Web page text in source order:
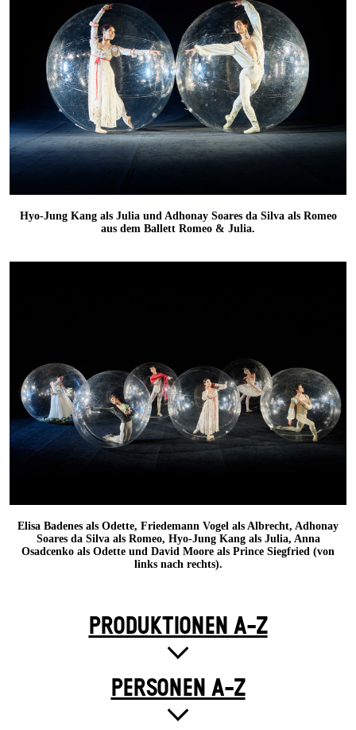
Hyo-Jung Kang als Julia und Adhonay Soares da Silva als Romeo
aus dem Ballett Romeo & Julia.
Elisa Badenes als Odette, Friedemann Vogel als Albrecht, Adhonay
Soares da Silva als Romeo, Hyo-Jung Kang als Julia, Anna
Osadcenko als Odette und David Moore als Prince Siegfried (von
links nach rechts).
PRODUKTIONEN A-Z
PERSONEN A-Z